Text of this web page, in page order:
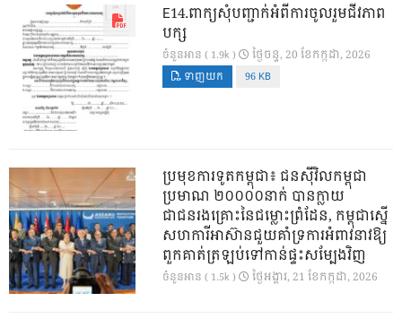
E14.ពាក្យសុំបញ្ជាក់អំពីការចូលរួមជីវភាព
បក្ស
ចំនួនអាន ( 1.9k ) ថ្ងៃ​ចន្ទ, 20 ខែ​កក្កដា, 2026
ទាញយក 96 KB
ប្រមុខការទូតកម្ពុជា៖ ជនស៊ីវិលកម្ពុជា
ប្រមាណ ២០០០០នាក់ បានក្លាយ
ជាជនរងគ្រោះនៃជម្លោះព្រំដែន, កម្ពុជាស្នើ
សហការីអាស៊ានជួយគាំទ្រការអំពាវនាវឱ្យ
ពួកគាត់ត្រឡប់ទៅកាន់ផ្ទះសម្បែងវិញ
ចំនួនអាន ( 1.5k ) ថ្ងៃ​អង្គារ, 21 ខែ​កក្កដា, 2026